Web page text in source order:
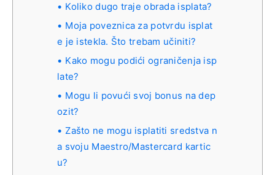
Koliko dugo traje obrada isplata?
Moja poveznica za potvrdu isplat
e je istekla. Što trebam učiniti?
Kako mogu podići ograničenja isp
late?
Mogu li povući svoj bonus na dep
ozit?
Zašto ne mogu isplatiti sredstva n
a svoju Maestro/Mastercard kartic
u?